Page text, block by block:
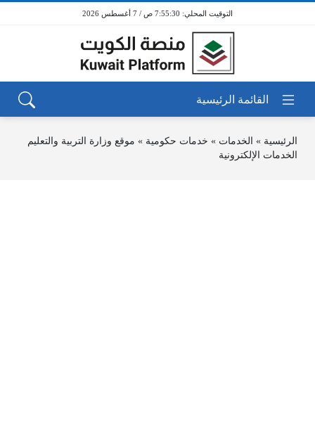
7:55:30 ص / 7 أغسطس 2026
الرئيسية » الخدمات » خدمات حكومية » موقع وزارة التربية والتعليم
الخدمات الإلكترونية